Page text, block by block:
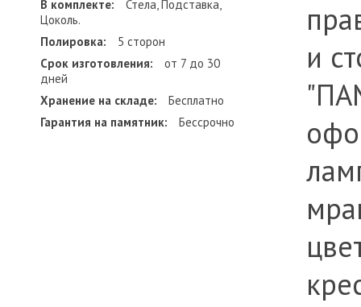
В комплекте:
Стела, Подставка,
Цоколь.
Полировка:
5 сторон
Срок изготовления:
от 7 до 30
дней
Хранение на складе:
Бесплатно
Гарантия на памятник:
Бессрочно
и